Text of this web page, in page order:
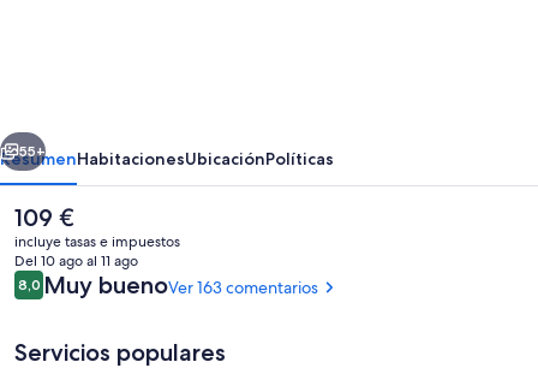
Siguiente
55+
ResumenHabitacionesUbicaciónPolíticas
El
precio
actual
es
de
109 €
incluye tasas e impuestos
Del 10 ago al 11 ago
Comentarios
8,08,0 de 10
Muy buenoVer 163 comentarios
Servicios populares